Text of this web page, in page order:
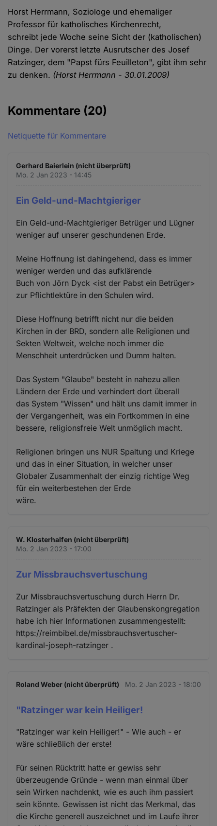
Horst Herrmann, Soziologe und ehemaliger
Professor für katholisches Kirchenrecht,
schreibt jede Woche seine Sicht der (katholischen)
Dinge. Der vorerst letzte Ausrutscher des Josef
Ratzinger, dem "Papst fürs Feuilleton", gibt ihm sehr
zu denken. (Horst Herrmann - 30.01.2009)
Kommentare (20)
Netiquette für Kommentare
Gerhard Baierlein (nicht überprüft)
Mo. 2 Jan 2023 - 14:45
Ein Geld-und-Machtgieriger
Ein Geld-und-Machtgieriger Betrüger und Lügner
weniger auf unserer geschundenen Erde.
Meine Hoffnung ist dahingehend, dass es immer
weniger werden und das aufklärende
Buch von Jörn Dyck <ist der Pabst ein Betrüger>
zur Pflichtlektüre in den Schulen wird.
Diese Hoffnung betrifft nicht nur die beiden
Kirchen in der BRD, sondern alle Religionen und
Sekten Weltweit, welche noch immer die
Menschheit unterdrücken und Dumm halten.
Das System "Glaube" besteht in nahezu allen
Ländern der Erde und verhindert dort überall
das System "Wissen" und hält uns damit immer in
der Vergangenheit, was ein Fortkommen in eine
bessere, religionsfreie Welt unmöglich macht.
Religionen bringen uns NUR Spaltung und Kriege
und das in einer Situation, in welcher unser
Globaler Zusammenhalt der einzig richtige Weg
für ein weiterbestehen der Erde
wäre.
W. Klosterhalfen (nicht überprüft)
Mo. 2 Jan 2023 - 17:00
Zur Missbrauchsvertuschung
Zur Missbrauchsvertuschung durch Herrn Dr.
Ratzinger als Präfekten der Glaubenskongregation
habe ich hier Informationen zusammengestellt:
https://reimbibel.de/missbrauchsvertuscher-
kardinal-joseph-ratzinger .
Roland Weber (nicht überprüft) Mo. 2 Jan 2023 - 18:00
"Ratzinger war kein Heiliger!
"Ratzinger war kein Heiliger!" - Wie auch - er
wäre schließlich der erste!
Für seinen Rücktritt hatte er gewiss sehr
überzeugende Gründe - wenn man einmal über
sein Wirken nachdenkt, wie es auch ihm passiert
sein könnte. Gewissen ist nicht das Merkmal, das
die Kirche generell auszeichnet und im Laufe ihrer